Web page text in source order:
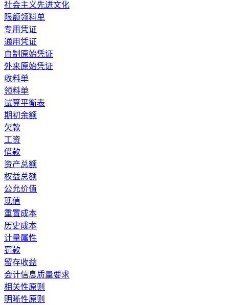
社会主义先进文化
限额领料单
专用凭证
通用凭证
自制原始凭证
外来原始凭证
收料单
领料单
试算平衡表
期初余额
欠款
工资
借款
资产总额
权益总额
公允价值
现值
重置成本
历史成本
计量属性
罚款
留存收益
会计信息质量要求
相关性原则
明晰性原则